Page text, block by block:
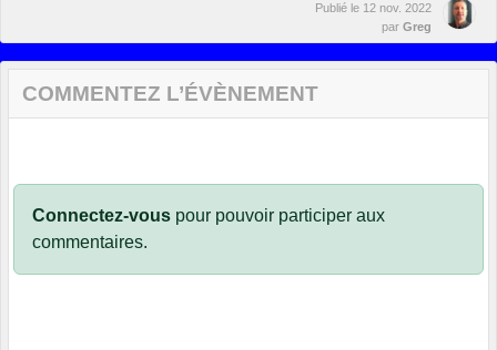
Publié le 12 nov. 2022
par Greg
COMMENTEZ L’ÉVÈNEMENT
Connectez-vous pour pouvoir participer aux
commentaires.